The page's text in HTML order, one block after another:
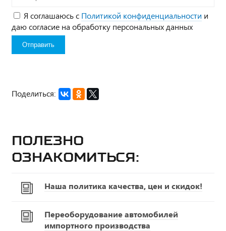
Я соглашаюсь с Политикой конфиденциальности и
даю согласие на обработку персональных данных
Поделиться:
Полезно
ознакомиться:
Наша политика качества, цен и скидок!
Переоборудование автомобилей
импортного производства